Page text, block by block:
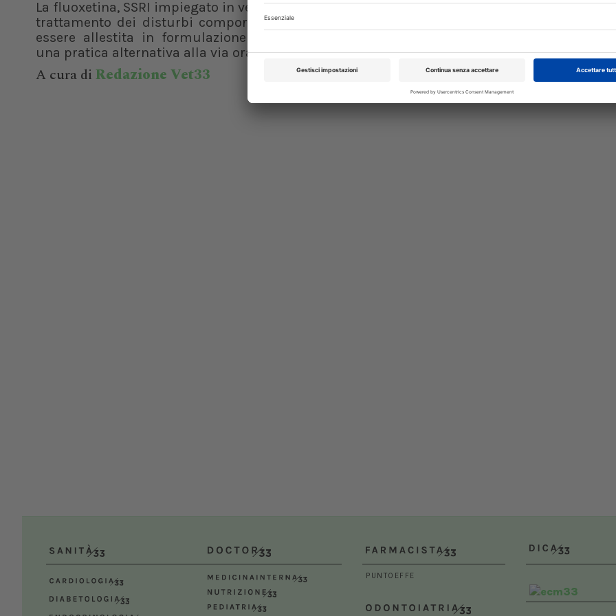
La fluoxetina, SSRI impiegato in veterinaria per il
trattamento dei disturbi comportamentali, può
essere allestita in formulazione transdermica,
una pratica alternativa alla via orale...
A cura di Redazione Vet33
Carlo Gazza è stato eletto Presidente
alla conclusione del mandato nel 2027.
Redazione Vet33